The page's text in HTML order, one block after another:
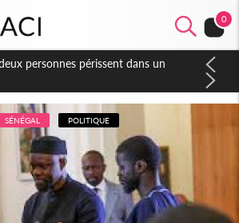
0
la célébration de la fête nationale
contre les produits
SÉNÉGAL POLITIQUE